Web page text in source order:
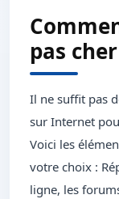
pas
Il ne suffit pas
sur Internet
Voici les
votre choix :
ligne, les